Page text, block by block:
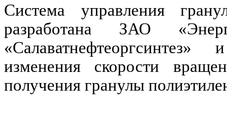
Система управления
разработана ЗАО
изменения скорости
получения гранулы